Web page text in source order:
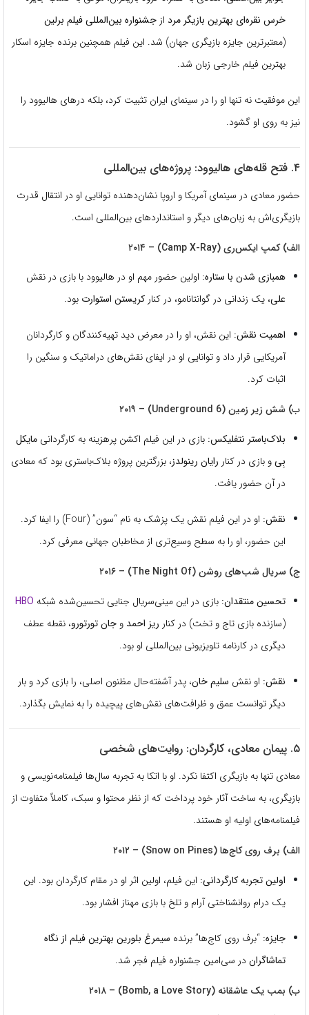
خرس نقره‌ای بهترین بازیگر مرد ازجشنواره بین‌المللی فیلم برلین
(معتبرترین جایزه بازیگری جهان) شد. این فیلم همچنین برنده جایزه اسکار
بهترین فیلم خارجی زبان شد.
این موفقیت نه تنها او را در سینمای ایران تثبیت کرد، بلکه درهای هالیوود را
نیز به روی او گشود.
۴. فتح قله‌های هالیوود: پروژه‌های بین‌المللی
حضور معادی در سینمای آمریکا و اروپا نشان‌دهنده توانایی او در انتقال قدرت
بازیگری‌اش به زبان‌های دیگر و استانداردهای بین‌المللی است.
الف) کمپ ایکس‌ری (Camp X-Ray) – ۲۰۱۴
همبازی شدن با ستاره: اولین حضور مهم او در هالیوود با بازی در نقش
علی، یک زندانی در گوانتانامو، در کنارکریستن استوارت بود.
اهمیت نقش: این نقش، او را در معرض دید تهیه‌کنندگان و کارگردانان
آمریکایی قرار داد و توانایی او در ایفای نقش‌های دراماتیک و سنگین را
اثبات کرد.
ب) شش زیر زمین (6 Underground) – ۲۰۱۹
بلاک‌باستر نتفلیکس: بازی در این فیلم اکشن پرهزینه به کارگردانی مایکل
بِیو بازی در کنار رایان رینولدز، بزرگترین پروژه بلاک‌باستری بود که معادی
در آن حضور یافت.
نقش: او در این فیلم نقش یک پزشک به نام “سون” (Four) را ایفا کرد.
این حضور، او را به سطح وسیع‌تری از مخاطبان جهانی معرفی کرد.
ج) سریال شب‌های روشن (The Night Of) – ۲۰۱۶
تحسین منتقدان: بازی در این مینی‌سریال جنایی تحسین‌شده شبکه HBO
(سازنده بازی تاج و تخت) در کنار ریز احمد و جان تورتورو، نقطه عطف
دیگری در کارنامه تلویزیونی بین‌المللی او بود.
نقش: او نقش سلیم خان، پدر آشفته‌حال مظنون اصلی، را بازی کرد و بار
دیگر توانست عمق و ظرافت‌های نقش‌های پیچیده را به نمایش بگذارد.
۵. پیمان معادی، کارگردان: روایت‌های شخصی
معادی تنها به بازیگری اکتفا نکرد. او با اتکا به تجربه سال‌ها فیلمنامه‌نویسی و
بازیگری، به ساخت آثار خود پرداخت که از نظر محتوا و سبک، کاملاً متفاوت از
فیلمنامه‌های اولیه او هستند.
الف) برف روی کاج‌ها (Snow on Pines) – ۲۰۱۲
اولین تجربه کارگردانی: این فیلم، اولین اثر او در مقام کارگردان بود. این
یک درام روانشناختی آرام و تلخ با بازی مهناز افشار بود.
جایزه: “برف روی کاج‌ها” برنده سیمرغ بلورین بهترین فیلم از نگاه
تماشاگران در سی‌امین جشنواره فیلم فجر شد.
ب) بمب یک عاشقانه (Bomb, a Love Story) – ۲۰۱۸